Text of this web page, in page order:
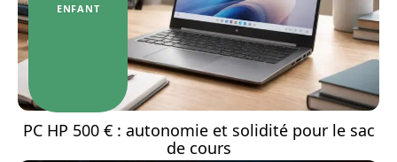
ENFANT
PC HP 500 € : autonomie et solidité pour le sac
de cours